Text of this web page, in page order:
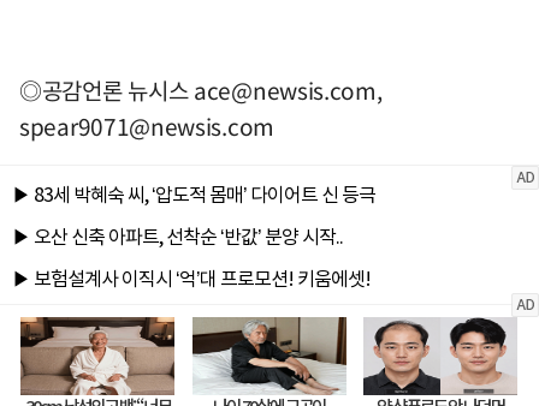
◎공감언론 뉴시스ace@newsis.com,
spear9071@newsis.com